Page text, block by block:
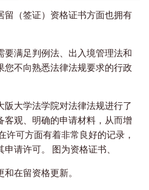
留（签证）资格证书方面也拥有
要满足判例法、出入境管理法和
您不向熟悉法律法规要求的行政
阪大学法学院对法律法规进行了
客观、明确的申请材料，从而增
许可方面有着非常良好的记录，
请许可。 图为资格证书、
在留资格更新。